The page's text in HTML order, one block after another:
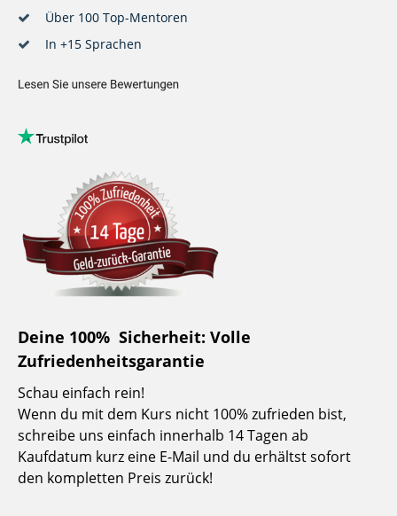
Über 100 Top-Mentoren
In +15 Sprachen
Deine 100% Sicherheit: Volle
Zufriedenheitsgarantie
Schau einfach rein!
Wenn du mit dem Kurs nicht 100% zufrieden bist,
schreibe uns einfach innerhalb 14 Tagen ab
Kaufdatum kurz eine E-Mail und du erhältst sofort
den kompletten Preis zurück!